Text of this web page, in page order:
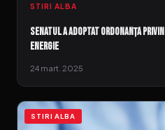
STIRI ALBA
Senatul a adoptat ordonanța
energie
24 mart. 2025
STIRI ALBA